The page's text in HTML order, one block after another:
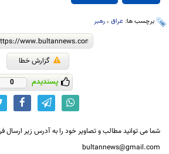
برچسب ها: عراق ، رهبر
گزارش خطا
پسندیدم 0
شما می توانید مطالب و تصاویر خود را به آدرس زیر ارسال
bultannews@gmail.com